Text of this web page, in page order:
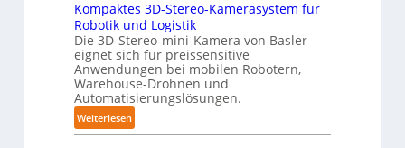
n
k
t
f
ü
r
p
r
s
i
e
r
u
n
g
s
D
-
H
a
n
d
i
Kompaktes 3D-Stereo-Kamerasystem für
Robotik und Logistik
Die 3D-Stereo-mini-Kamera von Basler
eignet sich für preissensitive
Anwendungen bei mobilen Robotern,
Warehouse-Drohnen und
Automatisierungslösungen.
Weiterlesen:
K